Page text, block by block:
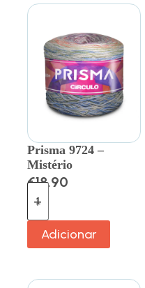
Prisma 9724 –
Mistério
€18.90
Adicionar